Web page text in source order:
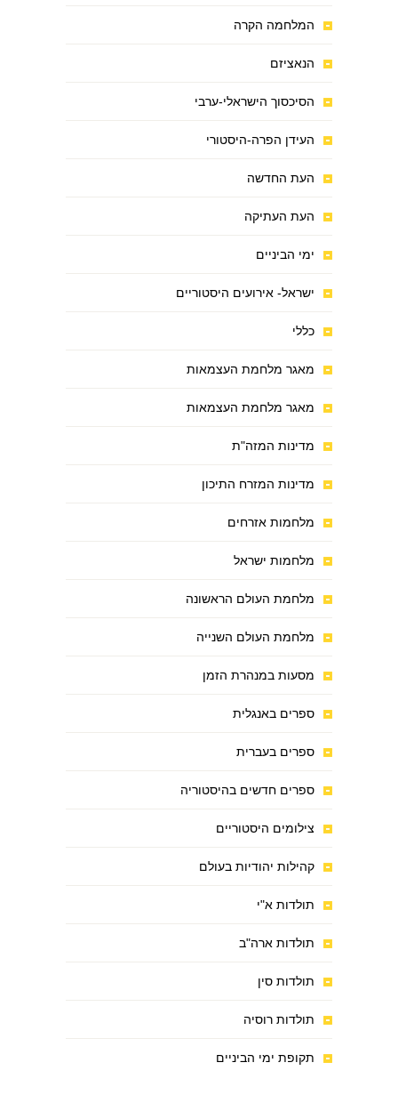
המלחמה הקרה
הנאציזם
הסיכסוך הישראלי-ערבי
העידן הפרה-היסטורי
העת החדשה
העת העתיקה
ימי הביניים
ישראל- אירועים היסטוריים
כללי
מאגר מלחמת העצמאות
מאגר מלחמת העצמאות
מדינות המזה"ת
מדינות המזרח התיכון
מלחמות אזרחים
מלחמות ישראל
מלחמת העולם הראשונה
מלחמת העולם השנייה
מסעות במנהרת הזמן
ספרים באנגלית
ספרים בעברית
ספרים חדשים בהיסטוריה
צילומים היסטוריים
קהילות יהודיות בעולם
תולדות א"י
תולדות ארה"ב
תולדות סין
תולדות רוסיה
תקופת ימי הביניים